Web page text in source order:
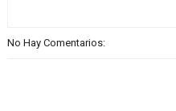
No Hay Comentarios: